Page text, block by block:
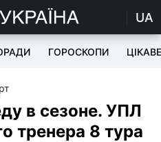
UA
ГОРОСКОПИ ЦІКАВЕ
в сезоне. УПЛ
тренера 8 тура